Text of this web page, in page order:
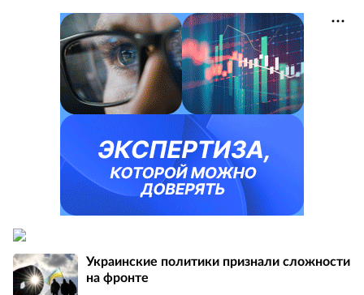
Украинские политики признали сложности
на фронте